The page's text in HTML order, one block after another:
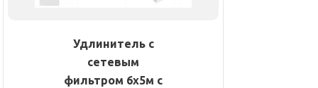
Удлинитель с
сетевым
фильтром 6х5м с